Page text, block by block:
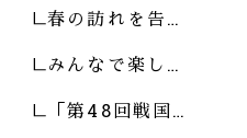
春の訪れを告…
みんなで楽し…
「第48回戦国…